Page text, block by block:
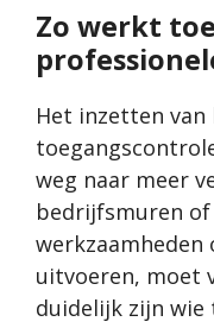
Zo werkt
Het inzetten
weg naar meer
bedrijfsmuren
uitvoeren, moet
duidelijk zijn